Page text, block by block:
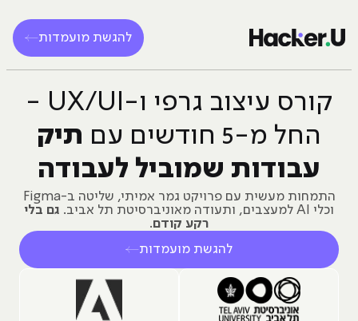
להגשת מועמדות
קורס עיצוב גרפי ו-UX/UI -
החל מ-5 חודשים עם
תיק
עבודות שמוביל לעבודה
התמחות מעשית עם פרויקט גמר אמיתי, שליטה ב-Figma
וכלי AI למעצבים, ותעודה מאוניברסיטת תל אביב.
גם בלי
רקע קודם.
להגשת מועמדות